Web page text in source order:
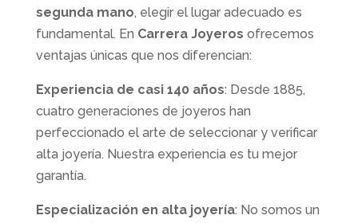
segunda mano, elegir el lugar adecuado es
fundamental. En Carrera Joyeros ofrecemos
ventajas únicas que nos diferencian:
Experiencia de casi 140 años: Desde 1885,
cuatro generaciones de joyeros han
perfeccionado el arte de seleccionar y verificar
alta joyería. Nuestra experiencia es tu mejor
garantía.
Especialización en alta joyería: No somos un